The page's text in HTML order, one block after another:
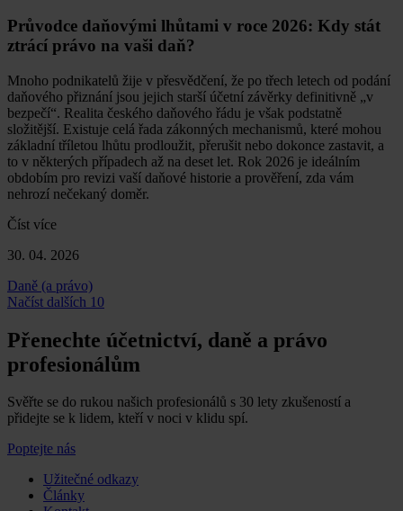
Průvodce daňovými lhůtami v roce 2026: Kdy stát
ztrácí právo na vaši daň?
Mnoho podnikatelů žije v přesvědčení, že po třech letech od podání
daňového přiznání jsou jejich starší účetní závěrky definitivně „v
bezpečí“. Realita českého daňového řádu je však podstatně
složitější. Existuje celá řada zákonných mechanismů, které mohou
základní tříletou lhůtu prodloužit, přerušit nebo dokonce zastavit, a
to v některých případech až na deset let. Rok 2026 je ideálním
obdobím pro revizi vaší daňové historie a prověření, zda vám
nehrozí nečekaný doměr.
Číst více
30. 04. 2026
Daně (a právo)
Načíst dalších 10
Přenechte účetnictví, daně a právo
profesionálům
Svěřte se do rukou našich profesionálů s 30 lety zkušeností a
přidejte se k lidem, kteří v noci v klidu spí.
Poptejte nás
Užitečné odkazy
Články